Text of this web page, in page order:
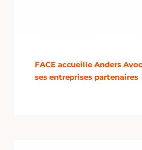
FACE accueille Anders
ses entreprises partenaires